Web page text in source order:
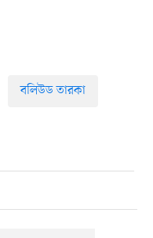
বলিউড তারকা